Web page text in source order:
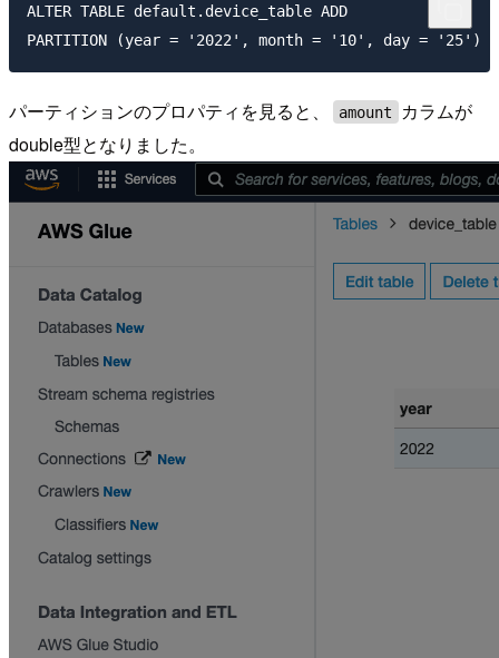
ALTER TABLE default.device_table ADD
パーティションのプロパティを見ると、 amount
カラムが
double型となりました。